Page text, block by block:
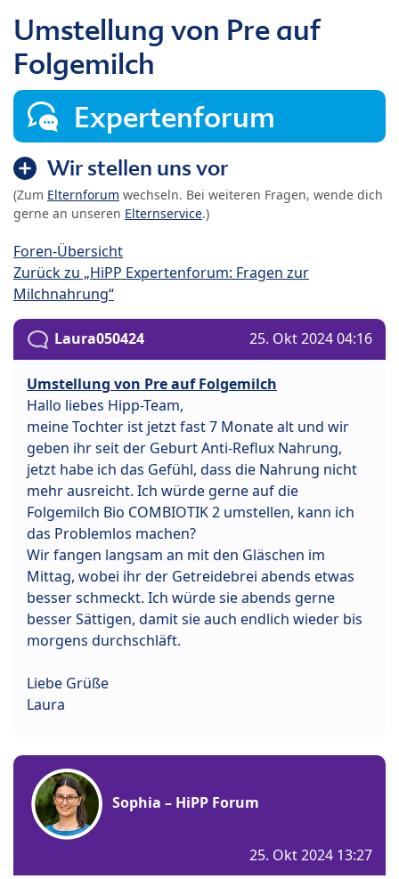
Umstellung von Pre auf
Folgemilch
Expertenforum
Wir stellen uns vor
(Zum Elternforum wechseln. Bei weiteren Fragen, wende dich
gerne an unseren Elternservice.)
Foren-Übersicht
Zurück zu „HiPP Expertenforum: Fragen zur
Milchnahrung“
Laura050424 25. Okt 2024 04:16
Umstellung von Pre auf Folgemilch
Hallo liebes Hipp-Team,
meine Tochter ist jetzt fast 7 Monate alt und wir
geben ihr seit der Geburt Anti-Reflux Nahrung,
jetzt habe ich das Gefühl, dass die Nahrung nicht
mehr ausreicht. Ich würde gerne auf die
Folgemilch Bio COMBIOTIK 2 umstellen, kann ich
das Problemlos machen?
Wir fangen langsam an mit den Gläschen im
Mittag, wobei ihr der Getreidebrei abends etwas
besser schmeckt. Ich würde sie abends gerne
besser Sättigen, damit sie auch endlich wieder bis
morgens durchschläft.
Liebe Grüße
Laura
Sophia – HiPP Forum
25. Okt 2024 13:27